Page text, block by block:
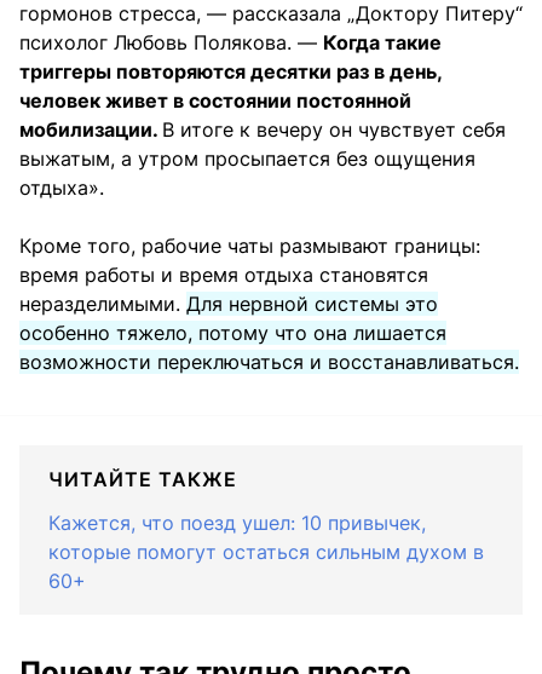
гормонов стресса, — рассказала „Доктору Питеру“
психолог Любовь Полякова. — Когда такие
триггеры повторяются десятки раз в день,
человек живет в состоянии постоянной
мобилизации. В итоге к вечеру он чувствует себя
выжатым, а утром просыпается без ощущения
отдыха».
Кроме того, рабочие чаты размывают границы:
время работы и время отдыха становятся
неразделимыми. Для нервной системы это
особенно тяжело, потому что она лишается
возможности переключаться и восстанавливаться.
ЧИТАЙТЕ ТАКЖЕ
Кажется, что поезд ушел: 10 привычек,
которые помогут остаться сильным духом в
60+